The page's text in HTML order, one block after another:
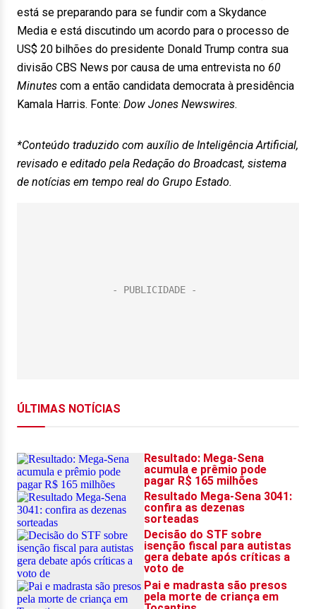
está se preparando para se fundir com a Skydance
Media e está discutindo um acordo para o processo de
US$ 20 bilhões do presidente Donald Trump contra sua
divisão CBS News por causa de uma entrevista no 60
Minutes com a então candidata democrata à presidência
Kamala Harris. Fonte: Dow Jones Newswires.
*Conteúdo traduzido com auxílio de Inteligência Artificial,
revisado e editado pela Redação do Broadcast, sistema
de notícias em tempo real do Grupo Estado.